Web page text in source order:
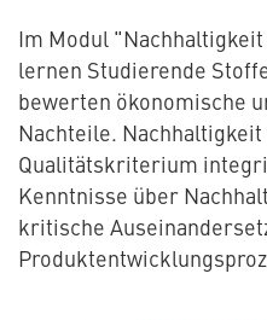
Im Modul
lernen Studierende
bewerten ökonomische
Nachteile.
Qualitätskriterium
Kenntnisse über
kritische